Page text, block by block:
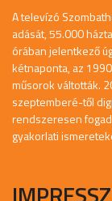
A televízó
adását, 55.000
órában jelentkező
kétnaponta, az
műsorok váltották.
szeptemberé-től
rendszeresen
gyakorlati